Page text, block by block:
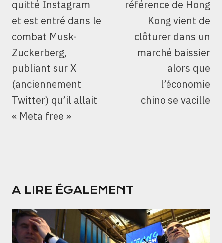
quitté Instagram
et est entré dans le
combat Musk-
Zuckerberg,
publiant sur X
(anciennement
Twitter) qu’il allait
« Meta free »
référence de Hong
Kong vient de
clôturer dans un
marché baissier
alors que
l’économie
chinoise vacille
A LIRE ÉGALEMENT